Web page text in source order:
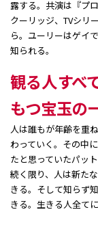
露する。共演は『プ
クーリッジ、TVシリ
ら。ユーリーはゲイ
知られる。
観る人すべ
もつ宝玉の
人は誰もが年齢を重
わっていく。その中
たと思っていたパッ
続く限り、人は新た
きる。そして知らず
きる。生きる人全て